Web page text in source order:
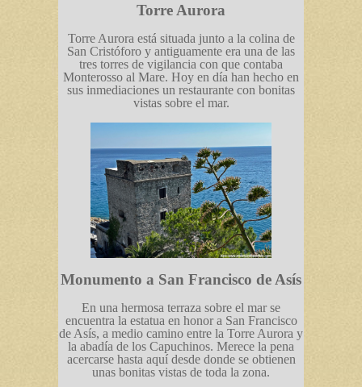
Torre Aurora
Torre Aurora está situada junto a la colina de
San Cristóforo y antiguamente era una de las
tres torres de vigilancia con que contaba
Monterosso al Mare. Hoy en día han hecho en
sus inmediaciones un restaurante con bonitas
vistas sobre el mar.
Monumento a San Francisco de Asís
En una hermosa terraza sobre el mar se
encuentra la estatua en honor a San Francisco
de Asís, a medio camino entre la Torre Aurora y
la abadía de los Capuchinos. Merece la pena
acercarse hasta aquí desde donde se obtienen
unas bonitas vistas de toda la zona.